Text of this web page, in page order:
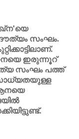
ദൗത്യം സംഘം.
ഇരുന്നൂറ്
സംഘം പത്ത്
സാധ്യതയുള്ള